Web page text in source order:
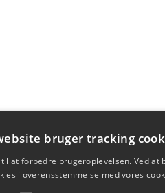
bruger tracking
at forbedre brugeroplevelsen. Ved at
i overensstemmelse med vores